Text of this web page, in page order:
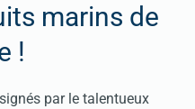
marins de
!
par le talentueux